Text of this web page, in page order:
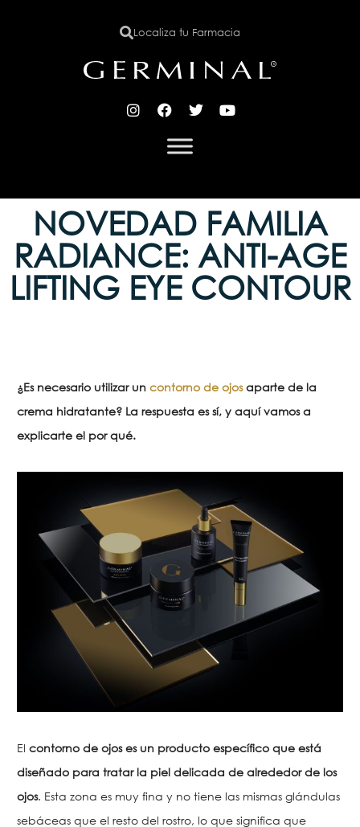
Localiza tu Farmacia
NOVEDAD FAMILIA
RADIANCE: ANTI-AGE
LIFTING EYE CONTOUR
¿Es necesario utilizar un contorno de ojosaparte de la
crema hidratante? La respuesta es sí, y aquí vamos a
explicarte el por qué.
El contorno de ojos es un producto específico que está
diseñado para tratar la piel delicada de alrededor de los
ojos. Esta zona es muy fina y no tiene las mismas glándulas
sebáceas que el resto del rostro, lo que significa que